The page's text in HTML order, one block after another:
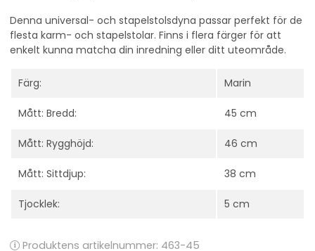
Denna universal- och stapelstolsdyna passar perfekt för de
flesta karm- och stapelstolar. Finns i flera färger för att
enkelt kunna matcha din inredning eller ditt uteområde.
Färg: Marin
Mått: Bredd: 45 cm
Mått: Rygghöjd: 46 cm
Mått: Sittdjup: 38 cm
Tjocklek: 5 cm
Produktens artikelnummer: 463-45